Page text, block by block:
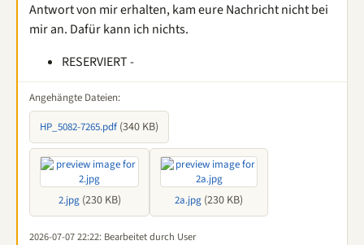
Antwort von mir erhalten, kam eure Nachricht nicht bei
mir an. Dafür kann ich nichts.
RESERVIERT -
Angehängte Dateien:
HP_5082-7265.pdf (340 KB)
2.jpg(230 KB) 2a.jpg (230 KB)
2026-07-07 22:22: Bearbeitet durch User